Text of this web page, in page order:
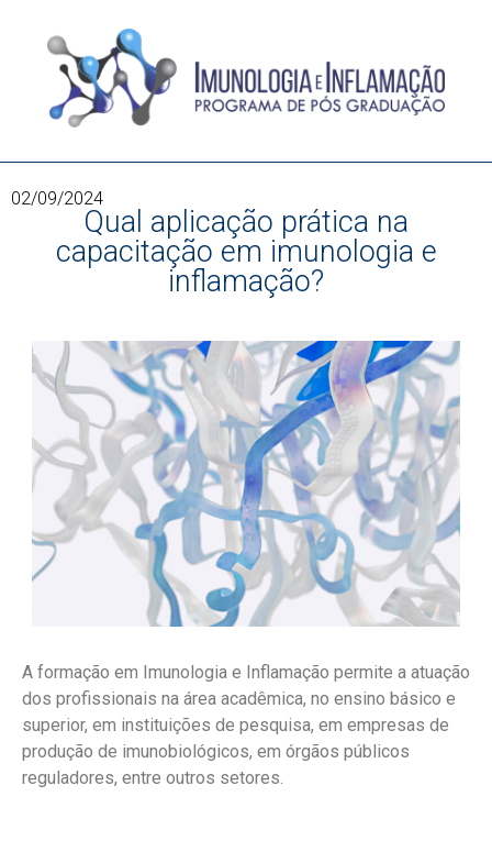
02/09/2024
Qual aplicação prática na
capacitação em imunologia e
inflamação?
A formação em Imunologia e Inflamação permite a atuação
dos profissionais na área acadêmica, no ensino básico e
superior, em instituições de pesquisa, em empresas de
produção de imunobiológicos, em órgãos públicos
reguladores, entre outros setores.